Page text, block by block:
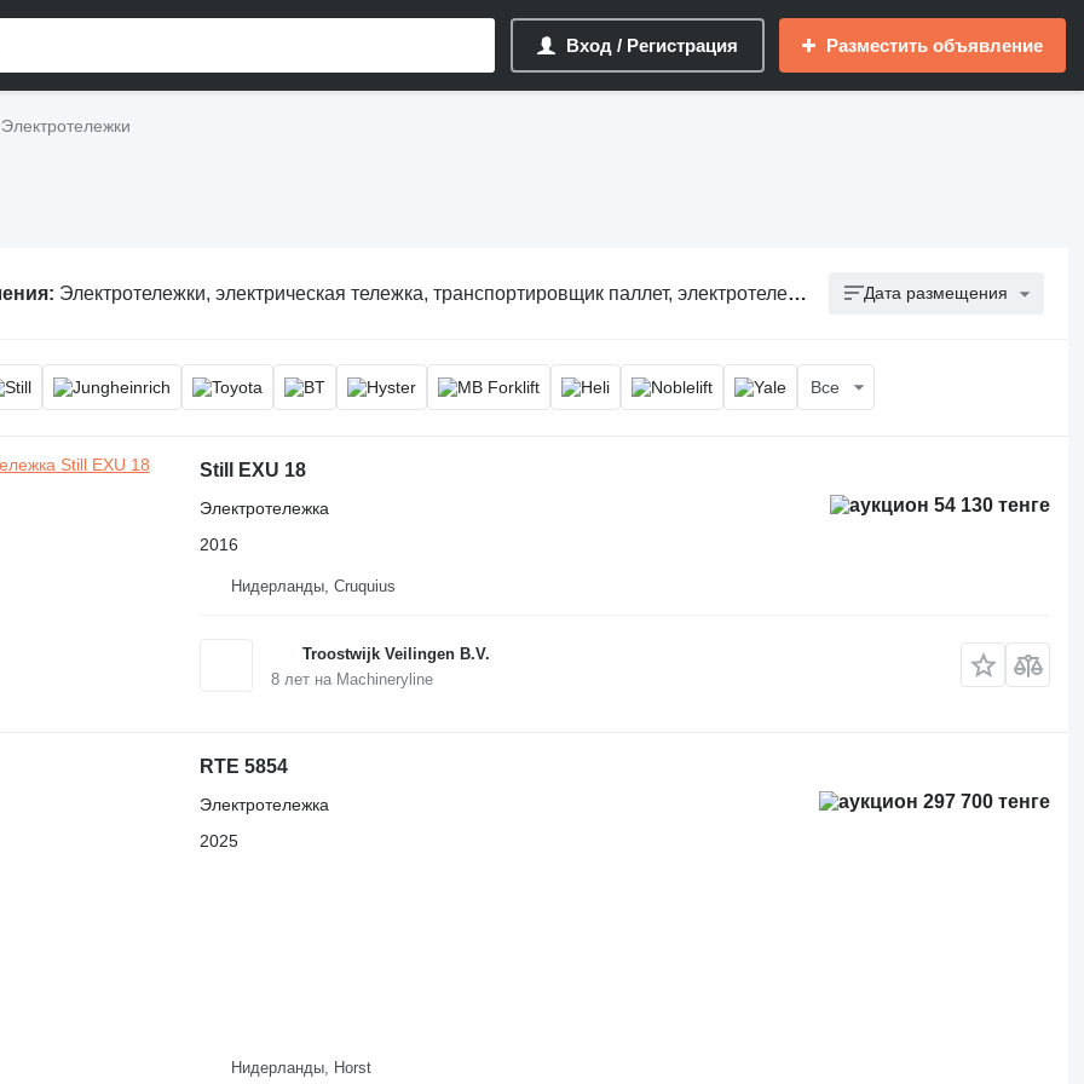
Вход / Регистрация Разместить объявление
Электротележки
Электротележки, электрическая тележка, транспортировщик паллет, электротележка для склада Дата размещения
Все
Still EXU 18
54 130 тенге
Электротележка
2016
Нидерланды, Cruquius
Troostwijk Veilingen B.V.
8лет на Machineryline
RTE 5854
297 700 тенге
Электротележка
2025
Нидерланды, Horst